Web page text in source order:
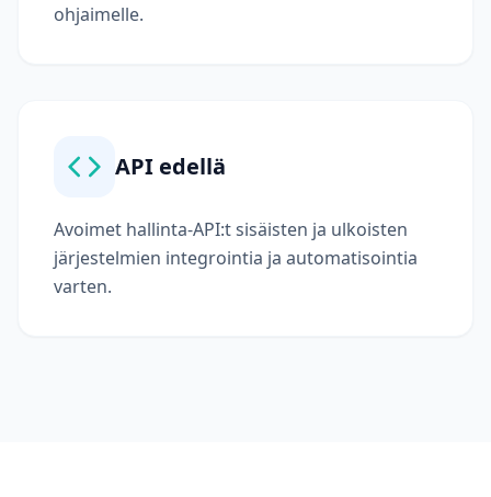
ohjaimelle.
API edellä
Avoimet hallinta-API:t sisäisten ja ulkoisten
järjestelmien integrointia ja automatisointia
varten.